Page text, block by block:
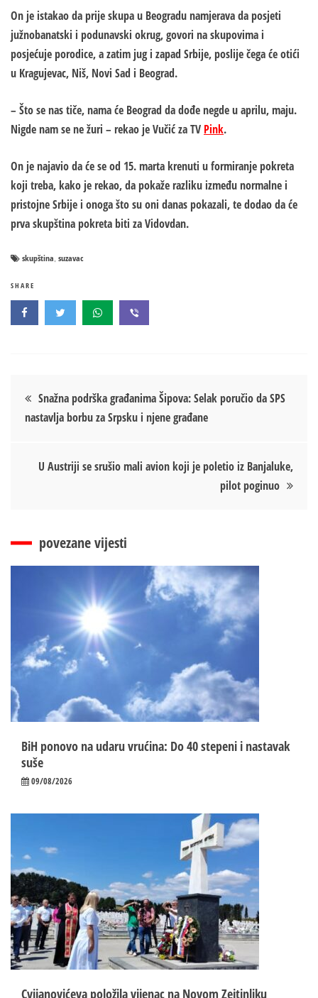
On je istakao da prije skupa u Beogradu namjerava da posjeti
južnobanatski i podunavski okrug, govori na skupovima i
posjećuje porodice, a zatim jug i zapad Srbije, poslije čega će otići
u Kragujevac, Niš, Novi Sad i Beograd.
– Što se nas tiče, nama će Beograd da dođe negde u aprilu, maju.
Nigde nam se ne žuri – rekao je Vučić za TV Pink.
On je najavio da će se od 15. marta krenuti u formiranje pokreta
koji treba, kako je rekao, da pokaže razliku između normalne i
pristojne Srbije i onoga što su oni danas pokazali, te dodao da će
prva skupština pokreta biti za Vidovdan.
skupština, suzavac
SHARE
Кретање
чланка
Snažna podrška građanima Šipova: Selak poručio da SPS
nastavlja borbu za Srpsku i njene građane
U Austriji se srušio mali avion koji je poletio iz Banjaluke,
pilot poginuo
povezane vijesti
BiH ponovo na udaru vrućina: Do 40 stepeni i nastavak
suše
09/08/2026
Cvijanovićeva položila vijenac na Novom Zejtinliku